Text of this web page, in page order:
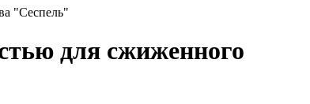
"Сеспель"
для сжиженного